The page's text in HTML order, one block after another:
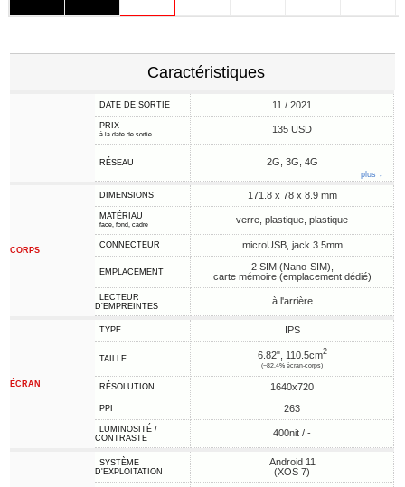
Caractéristiques
DATE DE SORTIE 11 / 2021
PRIX
à la date de sortie 135 USD
RÉSEAU 2G, 3G, 4G
plus ↓
CORPS
DIMENSIONS 171.8 x 78 x 8.9 mm
MATÉRIAU
face, fond, cadre verre, plastique, plastique
CONNECTEUR microUSB, jack 3.5mm
EMPLACEMENT
2 SIM (Nano-SIM),
carte mémoire (emplacement dédié)
LECTEUR
D'EMPREINTES
à l'arrière
ÉCRAN
TYPE IPS
TAILLE 6.82", 110.5cm2
(~82.4% écran-corps)
RÉSOLUTION 1640x720
PPI 263
LUMINOSITÉ /
CONTRASTE
400nit / -
SYSTÈME
D'EXPLOITATION
Android 11
(XOS 7)